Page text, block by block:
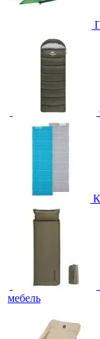
мебель